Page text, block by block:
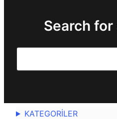
Search
KATEGORİLER